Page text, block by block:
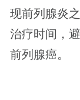
现前列腺炎
治疗时间，
前列腺癌。